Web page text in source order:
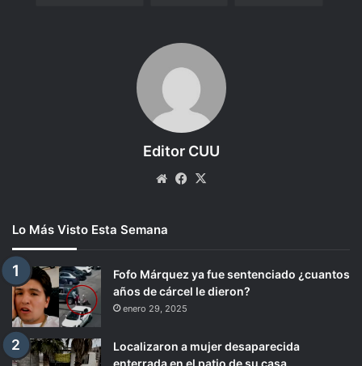
Editor CUU
WebsiteFacebook
Lo Más Visto Esta Semana
Fofo Márquez ya fue sentenciado ¿cuantos
años de cárcel le dieron?
enero 29, 2025
Localizaron a mujer desaparecida
enterrada en el patio de su casa